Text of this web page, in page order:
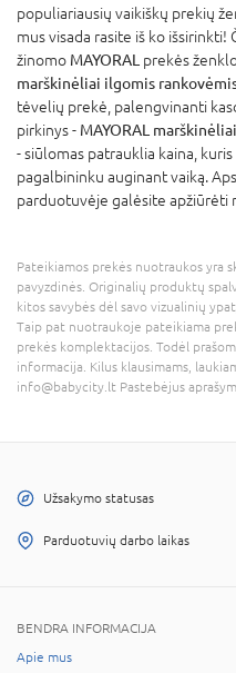
populiariausių vaikiškų prekių
mus visada rasite iš ko
žinomo MAYORAL prekės
marškinėliai ilgomis
tėvelių prekė, palengvinanti
pirkinys - MAYORAL
- siūlomas patrauklia kaina,
pagalbininku auginant vaiką.
parduotuvėje galėsite apžiūrėti
Pateikiamos prekės nuotraukos yra
pavyzdinės. Originalių produktų
kitos savybės dėl savo vizualinių
Taip pat nuotraukoje pateikiama
prekės komplektacijos. Todėl
informacija. Kilus klausimams,
info@babycity.lt Pastebėjus
Užsakymo statusas
Parduotuvių darbo laikas
BENDRA INFORMACIJA
Apie mus